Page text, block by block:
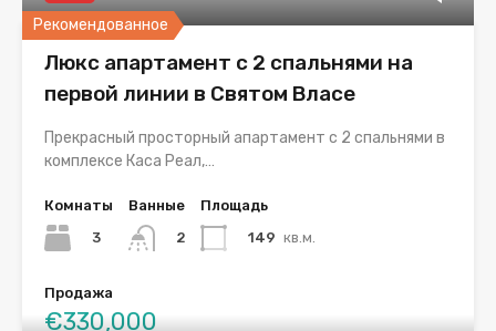
Рекомендованное
Люкс апартамент с 2 спальнями на
первой линии в Святом Власе
Прекрасный просторный апартамент с 2 спальнями в
комплексе Каса Реал,…
Комнаты
3
Ванные
2
Площадь
149 кв.м.
Продажа
€330,000